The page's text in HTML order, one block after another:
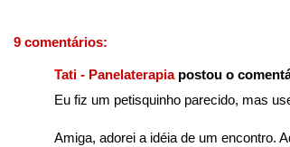
9 comentários:
Tati - Panelaterapiapostou o
Eu fiz um petisquinho parecido, mas
Amiga, adorei a idéia de um encontro.